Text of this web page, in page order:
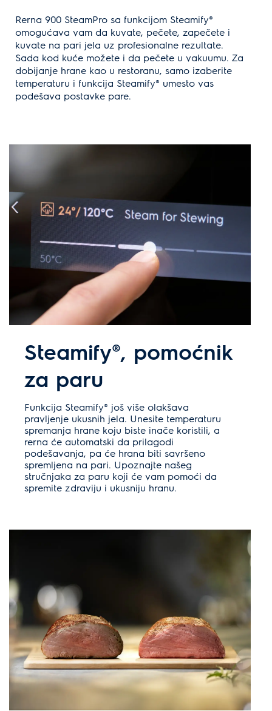
Rerna 900 SteamPro sa funkcijom Steamify®
omogućava vam da kuvate, pečete, zapečete i
kuvate na pari jela uz profesionalne rezultate.
Sada kod kuće možete i da pečete u vakuumu. Za
dobijanje hrane kao u restoranu, samo izaberite
temperaturu i funkcija Steamify® umesto vas
podešava postavke pare.
Steamify®, pomoćnik
za paru
Funkcija Steamify® još više olakšava
pravljenje ukusnih jela. Unesite temperaturu
spremanja hrane koju biste inače koristili, a
rerna će automatski da prilagodi
podešavanja, pa će hrana biti savršeno
spremljena na pari. Upoznajte našeg
stručnjaka za paru koji će vam pomoći da
spremite zdraviju i ukusniju hranu.